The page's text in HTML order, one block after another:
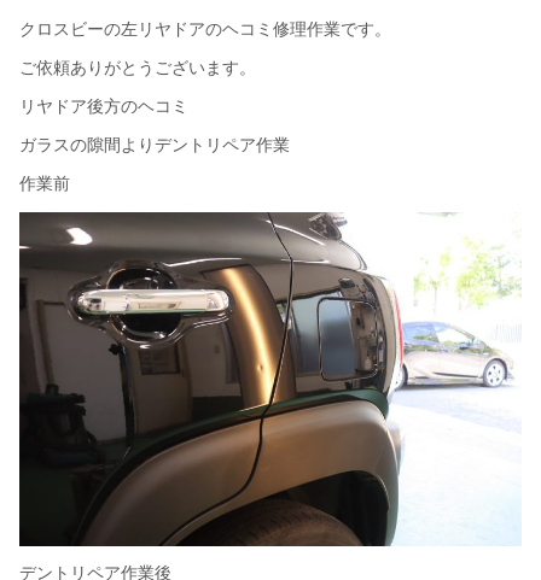
クロスビーの左リヤドアのヘコミ修理作業です。
ご依頼ありがとうございます。
リヤドア後方のヘコミ
ガラスの隙間よりデントリペア作業
作業前
デントリペア作業後